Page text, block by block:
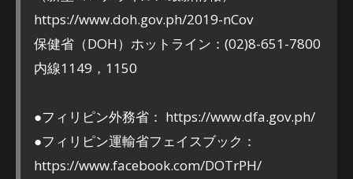
https://www.doh.gov.ph/2019-nCov
保健省（DOH）ホットライン：(02)8-651-7800
内線1149，1150
●フィリピン外務省： https://www.dfa.gov.ph/
●フィリピン運輸省フェイスブック：
https://www.facebook.com/DOTrPH/